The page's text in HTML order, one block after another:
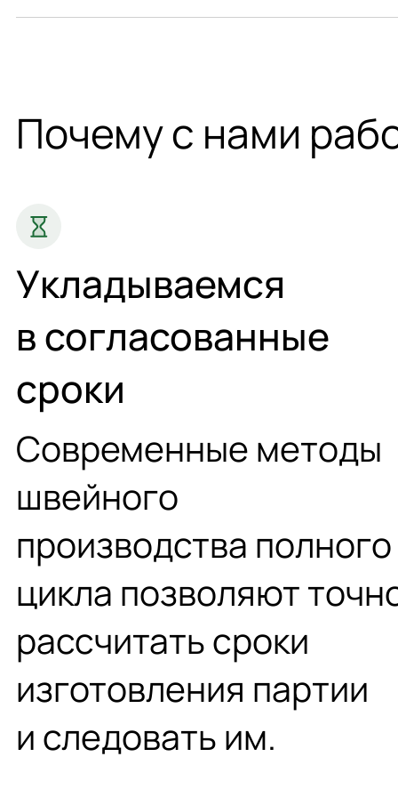
Почему с нами
Укладываемся
в согласованные
сроки
Современные методы
швейного
производства полного
цикла позволяют
рассчитать сроки
изготовления партии
и следовать им.